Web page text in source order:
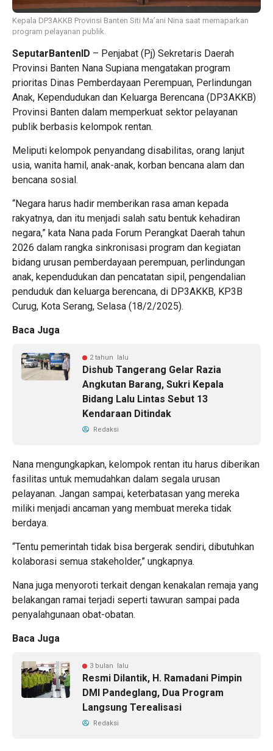
Kepala DP3AKKB Provinsi Banten Siti Ma’ani Nina saat memaparkan
program pelayanan publik.
SeputarBantenID – Penjabat (Pj) Sekretaris Daerah
Provinsi Banten Nana Supiana mengatakan program
prioritas Dinas Pemberdayaan Perempuan, Perlindungan
Anak, Kependudukan dan Keluarga Berencana (DP3AKKB)
Provinsi Banten dalam memperkuat sektor pelayanan
publik berbasis kelompok rentan.
Meliputi kelompok penyandang disabilitas, orang lanjut
usia, wanita hamil, anak-anak, korban bencana alam dan
bencana sosial.
“Negara harus hadir memberikan rasa aman kepada
rakyatnya, dan itu menjadi salah satu bentuk kehadiran
negara,” kata Nana pada Forum Perangkat Daerah tahun
2026 dalam rangka sinkronisasi program dan kegiatan
bidang urusan pemberdayaan perempuan, perlindungan
anak, kependudukan dan pencatatan sipil, pengendalian
penduduk dan keluarga berencana, di DP3AKKB, KP3B
Curug, Kota Serang, Selasa (18/2/2025).
Baca Juga
2 tahun lalu
Dishub Tangerang Gelar Razia
Angkutan Barang, Sukri Kepala
Bidang Lalu Lintas Sebut 13
Kendaraan Ditindak
Redaksi
Nana mengungkapkan, kelompok rentan itu harus diberikan
fasilitas untuk memudahkan dalam segala urusan
pelayanan. Jangan sampai, keterbatasan yang mereka
miliki menjadi ancaman yang membuat mereka tidak
berdaya.
“Tentu pemerintah tidak bisa bergerak sendiri, dibutuhkan
kolaborasi semua stakeholder,” ungkapnya.
Nana juga menyoroti terkait dengan kenakalan remaja yang
belakangan ramai terjadi seperti tawuran sampai pada
penyalahgunaan obat-obatan.
Baca Juga
3 bulan lalu
Resmi Dilantik, H. Ramadani Pimpin
DMI Pandeglang, Dua Program
Langsung Terealisasi
Redaksi